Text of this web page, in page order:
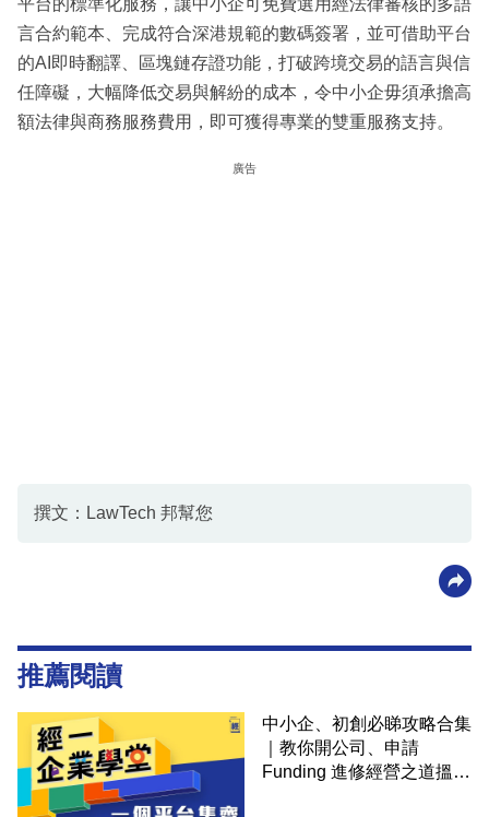
言合約範本、完成符合深港規範的數碼簽署，並可借助平台
的AI即時翻譯、區塊鏈存證功能，打破跨境交易的語言與信
任障礙，大幅降低交易與解紛的成本，令中小企毋須承擔高
額法律與商務服務費用，即可獲得專業的雙重服務支持。
廣告
撰文：LawTech 邦幫您
推薦閱讀
中小企、初創必睇攻略合集
｜教你開公司、申請
Funding 進修經營之道搵大